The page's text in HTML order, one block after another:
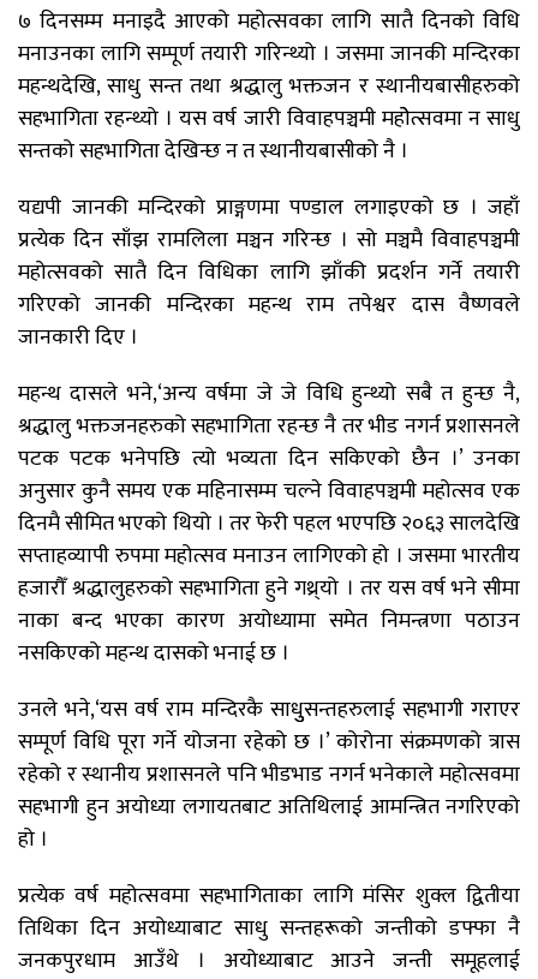
७ दिनसम्म मनाइदै आएको महोत्सवका लागि सातै दिनको विधि
मनाउनका लागि सम्पूर्ण तयारी गरिन्थ्यो । जसमा जानकी मन्दिरका
महन्थदेखि, साधु सन्त तथा श्रद्धालु भक्तजन र स्थानीयबासीहरुको
सहभागिता रहन्थ्यो । यस वर्ष जारी विवाहपञ्चमी महोेत्सवमा न साधु
सन्तको सहभागिता देखिन्छ न त स्थानीयबासीको नै ।
यद्यपी जानकी मन्दिरको प्राङ्गणमा पण्डाल लगाइएको छ । जहाँ
प्रत्येक दिन साँझ रामलिला मञ्चन गरिन्छ । सो मञ्चमै विवाहपञ्चमी
महोत्सवको सातै दिन विधिका लागि झाँकी प्रदर्शन गर्ने तयारी
गरिएको जानकी मन्दिरका महन्थ राम तपेश्वर दास वैष्णवले
जानकारी दिए ।
महन्थ दासले भने,‘अन्य वर्षमा जे जे विधि हुन्थ्यो सबै त हुन्छ नै,
श्रद्धालु भक्तजनहरुको सहभागिता रहन्छ नै तर भीड नगर्न प्रशासनले
पटक पटक भनेपछि त्यो भव्यता दिन सकिएको छैन ।’ उनका
अनुसार कुनै समय एक महिनासम्म चल्ने विवाहपञ्चमी महोत्सव एक
दिनमै सीमित भएको थियो । तर फेरी पहल भएपछि २०६३ सालदेखि
सप्ताहव्यापी रुपमा महोत्सव मनाउन लागिएको हो । जसमा भारतीय
हजारौँ श्रद्धालुहरुको सहभागिता हुने गथ्र्यो । तर यस वर्ष भने सीमा
नाका बन्द भएका कारण अयोध्यामा समेत निमन्त्रणा पठाउन
नसकिएको महन्थ दासको भनाई छ ।
उनले भने,‘यस वर्ष राम मन्दिरकै साधुुसन्तहरुलाई सहभागी गराएर
सम्पूर्ण विधि पूरा गर्ने योजना रहेको छ ।’ कोरोना संक्रमणको त्रास
रहेको र स्थानीय प्रशासनले पनि भीडभाड नगर्न भनेकाले महोत्सवमा
सहभागी हुन अयोध्या लगायतबाट अतिथिलाई आमन्त्रित नगरिएको
हो ।
प्रत्येक वर्ष महोत्सवमा सहभागिताका लागि मंसिर शुक्ल द्वितीया
तिथिका दिन अयोध्याबाट साधु सन्तहरूको जन्तीको डफ्फा नै
जनकपुरधाम आउँथे । अयोध्याबाट आउने जन्ती समूहलाई